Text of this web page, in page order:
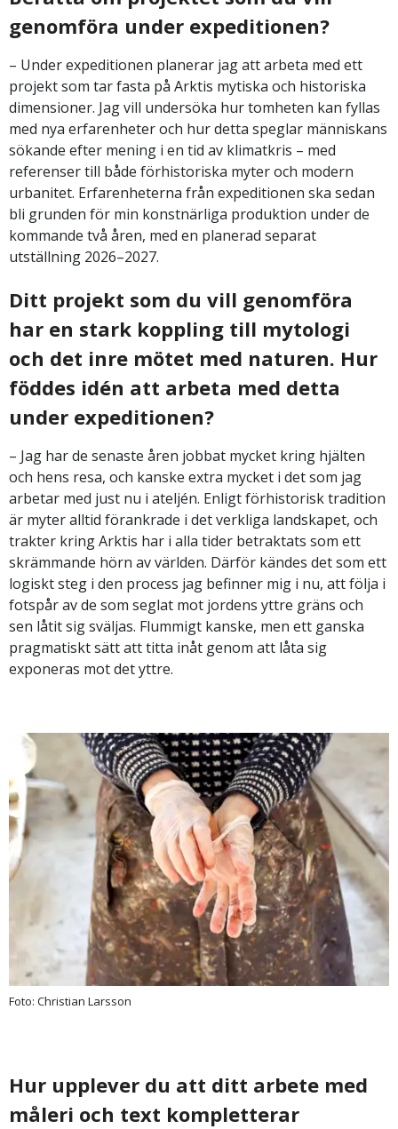
genomföra under expeditionen?
– Under expeditionen planerar jag att arbeta med ett
projekt som tar fasta på Arktis mytiska och historiska
dimensioner. Jag vill undersöka hur tomheten kan fyllas
med nya erfarenheter och hur detta speglar människans
sökande efter mening i en tid av klimatkris – med
referenser till både förhistoriska myter och modern
urbanitet. Erfarenheterna från expeditionen ska sedan
bli grunden för min konstnärliga produktion under de
kommande två åren, med en planerad separat
utställning 2026–2027.
Ditt projekt som du vill genomföra
har en stark koppling till mytologi
och det inre mötet med naturen. Hur
föddes idén att arbeta med detta
under expeditionen?
– Jag har de senaste åren jobbat mycket kring hjälten
och hens resa, och kanske extra mycket i det som jag
arbetar med just nu i ateljén. Enligt förhistorisk tradition
är myter alltid förankrade i det verkliga landskapet, och
trakter kring Arktis har i alla tider betraktats som ett
skrämmande hörn av världen. Därför kändes det som ett
logiskt steg i den process jag befinner mig i nu, att följa i
fotspår av de som seglat mot jordens yttre gräns och
sen låtit sig sväljas. Flummigt kanske, men ett ganska
pragmatiskt sätt att titta inåt genom att låta sig
exponeras mot det yttre.
Foto: Christian Larsson
Hur upplever du att ditt arbete med
måleri och text kompletterar